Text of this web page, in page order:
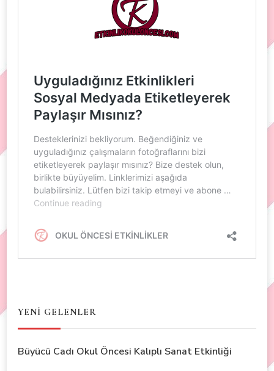
YENİ GELENLER
Büyücü Cadı Okul Öncesi Kalıplı Sanat Etkinliği